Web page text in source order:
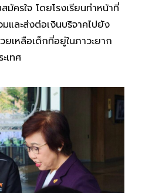
ครใจ โดยโรงเรียนทำหน้าที่
และส่งต่อเงินบริจาคไปยัง
เหลือเด็กที่อยู่ในภาวะยาก
เทศ